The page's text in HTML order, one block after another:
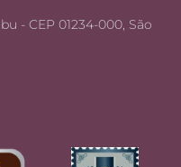
- CEP 01234-000, São